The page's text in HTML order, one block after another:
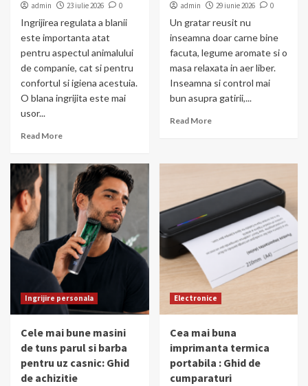
admin 23 iulie 2026 0
Ingrijirea regulata a blanii
este importanta atat
pentru aspectul animalului
de companie, cat si pentru
confortul si igiena acestuia.
O blana ingrijita este mai
usor...
Read More
admin 29 iunie 2026 0
Un gratar reusit nu
inseamna doar carne bine
facuta, legume aromate si o
masa relaxata in aer liber.
Inseamna si control mai
bun asupra gatirii,...
Read More
Ingrijire personala
Cele mai bune masini
de tuns parul si barba
pentru uz casnic: Ghid
de achizitie
Electronice
Cea mai buna
imprimanta termica
portabila : Ghid de
cumparaturi